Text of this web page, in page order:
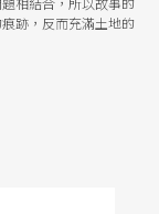
跡，反而充滿土地的